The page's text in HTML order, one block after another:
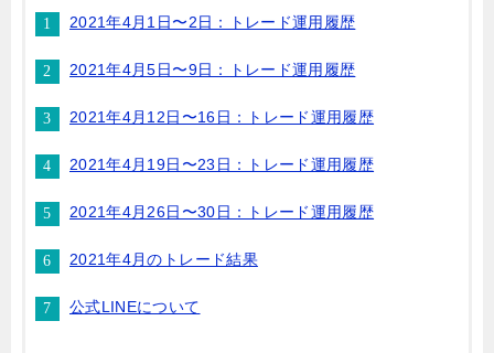
2021年4月1日〜2日：トレード運用履歴
2021年4月5日〜9日：トレード運用履歴
2021年4月12日〜16日：トレード運用履歴
2021年4月19日〜23日：トレード運用履歴
2021年4月26日〜30日：トレード運用履歴
2021年4月のトレード結果
公式LINEについて